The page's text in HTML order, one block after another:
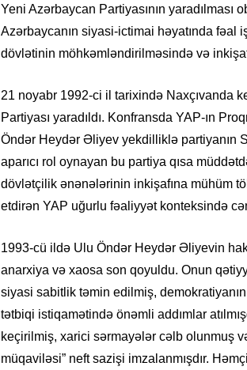
Yeni Azərbaycan Partiyasının
Azərbaycanın siyasi-ictimai həyatında fəal
dövlətinin möhkəmləndirilməsində və
21 noyabr 1992-ci il tarixində Naxçıvanda
Partiyası yaradıldı. Konfransda YAP-ın
Öndər Heydər Əliyev yekdilliklə partiyanın
aparıcı rol oynayan bu partiya qısa
dövlətçilik ənənələrinin inkişafına mühüm
etdirən YAP uğurlu fəaliyyət konteksində
1993-cü ildə Ulu Öndər Heydər Əliyevin
anarxiya və xaosa son qoyuldu. Onun
siyasi sabitlik təmin edilmiş,
tətbiqi istiqamətində önəmli addımlar
keçirilmiş, xarici sərmayələr cəlb olunmuş
müqaviləsi” neft sazişi imzalanmışdır.